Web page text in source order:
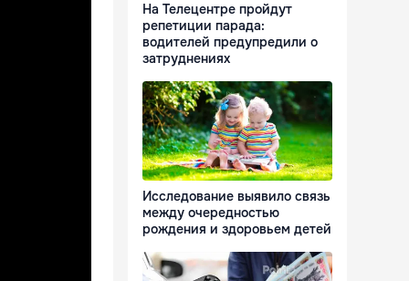
На Телецентре пройдут
репетиции парада:
водителей предупредили о
затруднениях
Исследование выявило связь
между очередностью
рождения и здоровьем детей